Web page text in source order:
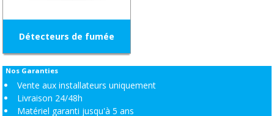
Détecteurs de fumée
Nos Garanties
Vente aux installateurs uniquement
Livraison 24/48h
Matériel garanti jusqu'à 5 ans